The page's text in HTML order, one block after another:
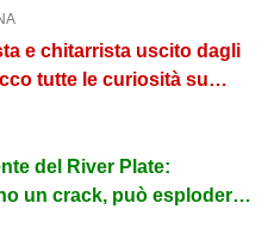
e chitarrista uscito dagli
tutte le curiosità su
del River Plate:
un crack, può esplodere